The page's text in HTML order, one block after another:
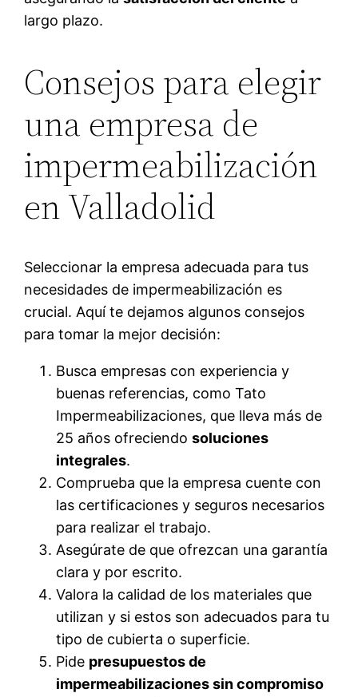
largo plazo.
Consejos para elegir
una empresa de
impermeabilización
en Valladolid
Seleccionar la empresa adecuada para tus
necesidades de impermeabilización es
crucial. Aquí te dejamos algunos consejos
para tomar la mejor decisión:
Busca empresas con experiencia y
buenas referencias, como Tato
Impermeabilizaciones, que lleva más de
25 años ofreciendosoluciones
integrales.
Comprueba que la empresa cuente con
las certificaciones y seguros necesarios
para realizar el trabajo.
Asegúrate de que ofrezcan una garantía
clara y por escrito.
Valora la calidad de los materiales que
utilizan y si estos son adecuados para tu
tipo de cubierta o superficie.
Pide presupuestos de
impermeabilizaciones sin compromiso